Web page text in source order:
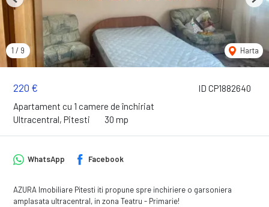
ID CP1882640
220 €
Apartament cu 1 camere de închiriat
Ultracentral, Pitesti
30 mp
1 / 9 Harta
Previous Next
WhatsApp Facebook
AZURA Imobiliare Pitesti iti propune spre inchiriere o garsoniera
amplasata ultracentral, in zona Teatru - Primarie!